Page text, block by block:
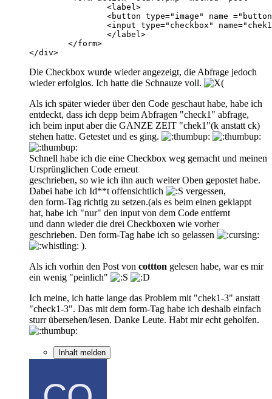
</div>
Die Checkbox wurde wieder angezeigt, die Abfrage jedoch
wieder erfolglos. Ich hatte die Schnauze voll.
Als ich später wieder über den Code geschaut habe, habe ich
entdeckt, dass ich depp beim Abfragen "check1" abfrage,
ich beim input aber die GANZE ZEIT "chek1"(k anstatt ck)
stehen hatte. Getestet und es ging.
Schnell habe ich die eine Checkbox weg gemacht und meinen
Ursprünglichen Code erneut
geschrieben, so wie ich ihn auch weiter Oben gepostet habe.
Dabei habe ich Id**t offensichtlich
vergessen,
den form-Tag richtig zu setzen.(als es beim einen geklappt
hat, habe ich "nur" den input von dem Code entfernt
und dann wieder die drei Checkboxen wie vorher
geschrieben. Den form-Tag habe ich so gelassen
).
Als ich vorhin den Post von cottton gelesen habe, war es mir
ein wenig "peinlich"
Ich meine, ich hatte lange das Problem mit "chek1-3" anstatt
"check1-3". Das mit dem form-Tag habe ich deshalb einfach
sturr übersehen/lesen. Danke Leute. Habt mir echt geholfen.
Inhalt melden